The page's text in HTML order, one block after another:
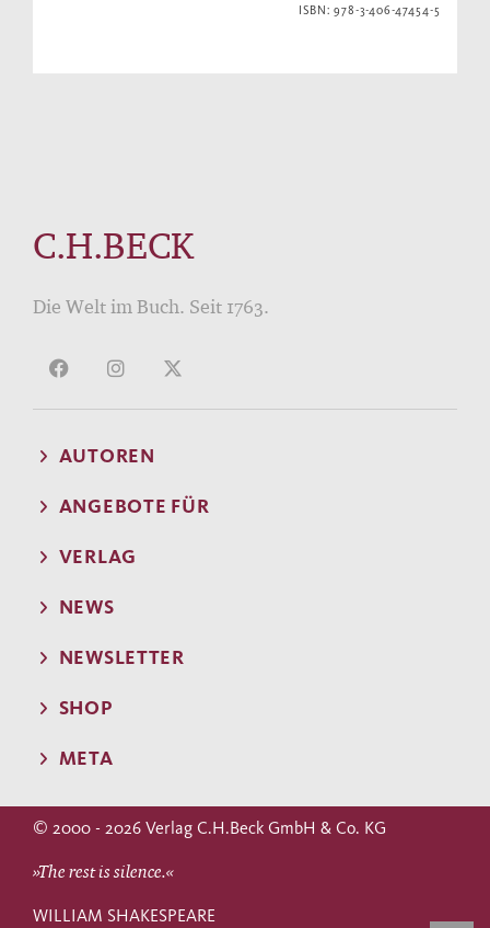
ISBN: 978-3-406-47454-5
C.H.BECK
Die Welt im Buch. Seit 1763.
AUTOREN
ANGEBOTE FÜR
VERLAG
NEWS
NEWSLETTER
SHOP
META
© 2000 - 2026 Verlag C.H.Beck GmbH & Co. KG
»The rest is silence.«
WILLIAM SHAKESPEARE